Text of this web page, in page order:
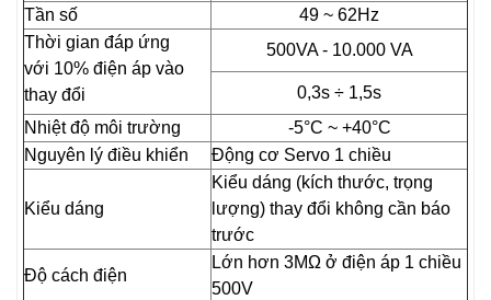
Tần số
49 ~ 62Hz
Thời gian đáp ứng
với 10% điện áp vào
thay đổi
500VA - 10.000 VA
0,3s ÷ 1,5s
Nhiệt độ môi trường
-5°C ~ +40°C
Nguyên lý điều khiển
Động cơ Servo 1 chiều
Kiểu dáng
Kiểu dáng (kích thước, trọng
lượng) thay đổi không cần báo
trước
Độ cách điện
Lớn hơn 3MΩ ở điện áp 1 chiều
500V